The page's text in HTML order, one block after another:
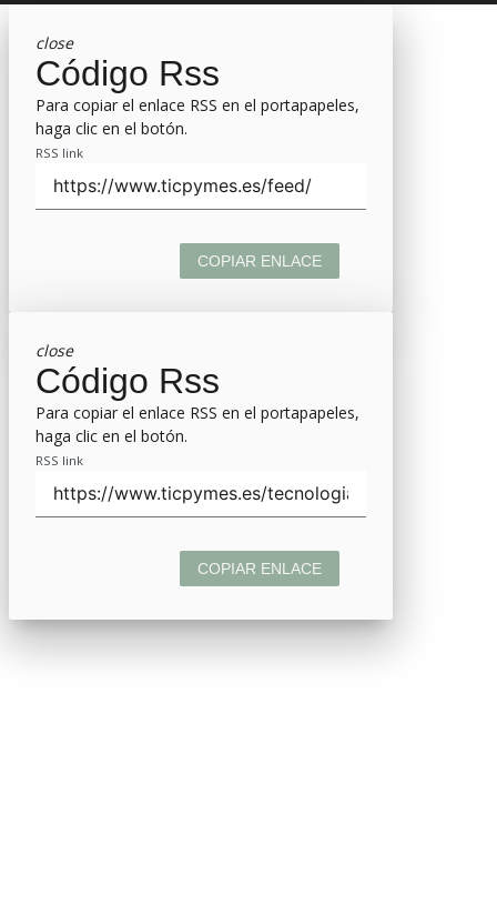
close
Código Rss
Para copiar el enlace RSS en el portapapeles,
haga clic en el botón.
RSS link
COPIAR ENLACE
close
Código Rss
Para copiar el enlace RSS en el portapapeles,
haga clic en el botón.
RSS link
COPIAR ENLACE